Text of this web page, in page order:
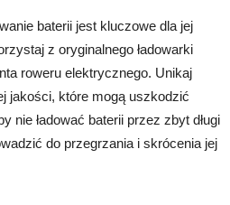
baterii jest kluczowe dla jej
z oryginalnego ładowarki
roweru elektrycznego. Unikaj
jakości, które mogą uszkodzić
nie ładować baterii przez zbyt długi
do przegrzania i skrócenia jej